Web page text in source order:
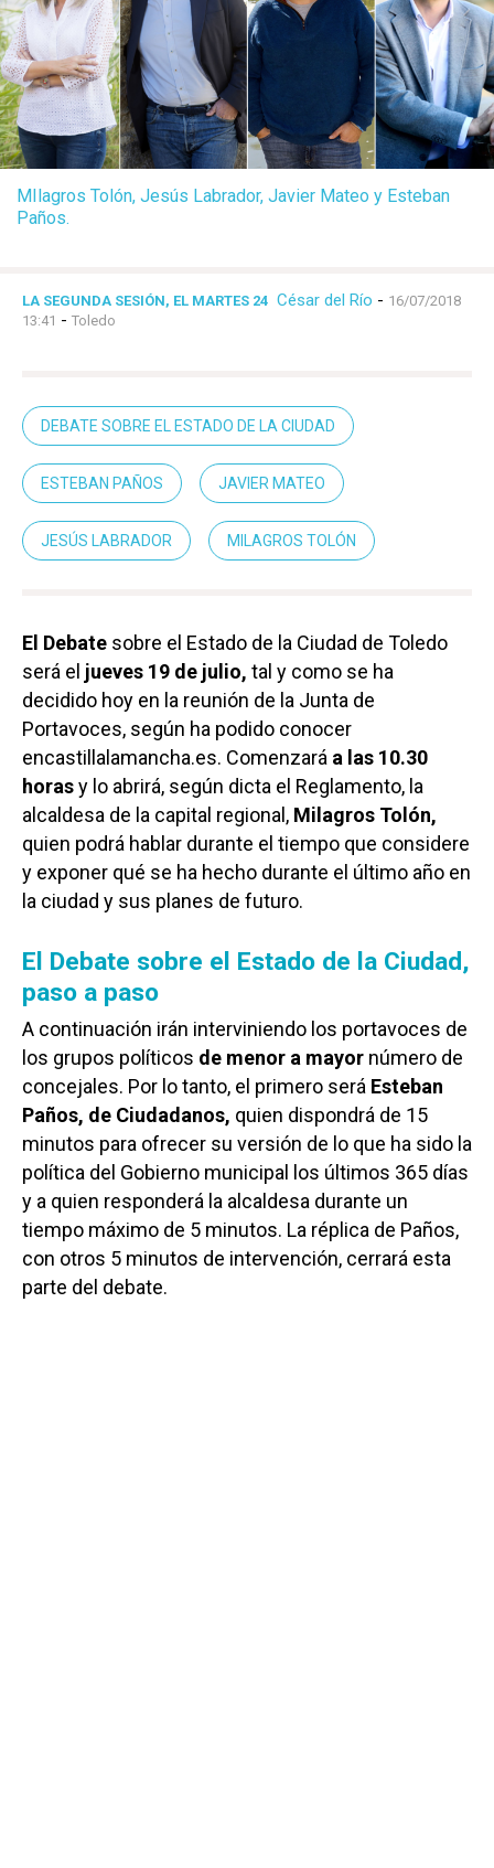
MIlagros Tolón, Jesús Labrador, Javier Mateo y Esteban
Paños.
LA SEGUNDA SESIÓN, EL MARTES 24 César del Río - 16/07/2018
13:41 - Toledo
DEBATE SOBRE EL ESTADO DE LA CIUDAD
ESTEBAN PAÑOS JAVIER MATEO
JESÚS LABRADOR MILAGROS TOLÓN
El Debate sobre el Estado de la Ciudad de Toledo
será el jueves 19 de julio, tal y como se ha
decidido hoy en la reunión de la Junta de
Portavoces, según ha podido conocer
encastillalamancha.es. Comenzará a las 10.30
horasy lo abrirá, según dicta el Reglamento, la
alcaldesa de la capital regional, Milagros Tolón,
quien podrá hablar durante el tiempo que considere
y exponer qué se ha hecho durante el último año en
la ciudad y sus planes de futuro.
El Debate sobre el Estado de la Ciudad,
paso a paso
A continuación irán interviniendo los portavoces de
los grupos políticos de menor a mayor número de
concejales. Por lo tanto, el primero será Esteban
Paños, de Ciudadanos, quien dispondrá de 15
minutos para ofrecer su versión de lo que ha sido la
política del Gobierno municipal los últimos 365 días
y a quien responderá la alcaldesa durante un
tiempo máximo de 5 minutos. La réplica de Paños,
con otros 5 minutos de intervención, cerrará esta
parte del debate.